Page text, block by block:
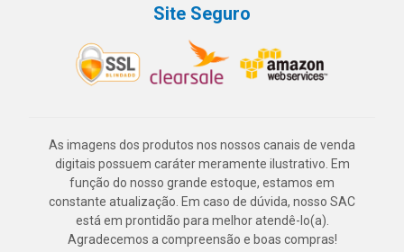
Site Seguro
As imagens dos produtos nos nossos canais de venda
digitais possuem caráter meramente ilustrativo. Em
função do nosso grande estoque, estamos em
constante atualização. Em caso de dúvida, nosso SAC
está em prontidão para melhor atendê-lo(a).
Agradecemos a compreensão e boas compras!